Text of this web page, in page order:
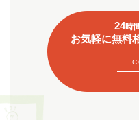
24時
お気軽に無料